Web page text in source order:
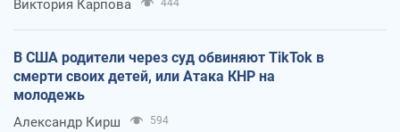
Виктория Карпова 444
В США родители через суд обвиняют TikTok в
смерти своих детей, или Атака КНР на
молодежь
Александр Кирш 594